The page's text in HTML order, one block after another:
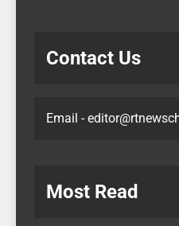
Contact Us
Email -
Most Read